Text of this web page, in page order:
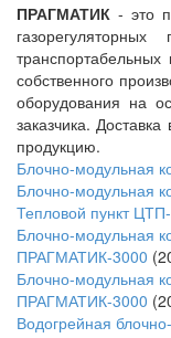
ПРАГМАТИК - это
собственного
оборудования на
заказчика.
продукцию.
Блочно-модульная
Блочно-модульная
Тепловой пункт
Блочно-модульная
ПРАГМАТИК-3000
Блочно-модульная
ПРАГМАТИК-3000
Водогрейная